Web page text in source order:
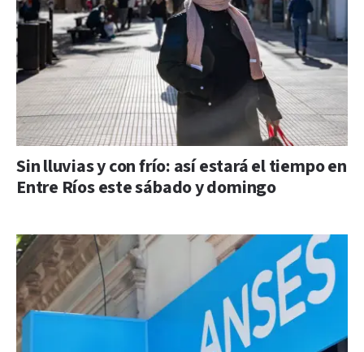
Sin lluvias y con frío: así estará el tiempo en
Entre Ríos este sábado y domingo